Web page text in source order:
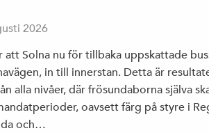
2026
Solna nu för tillbaka uppskattade
in till innerstan. Detta är
alla nivåer, där frösundaborna själva
oavsett färg på styre i
och…